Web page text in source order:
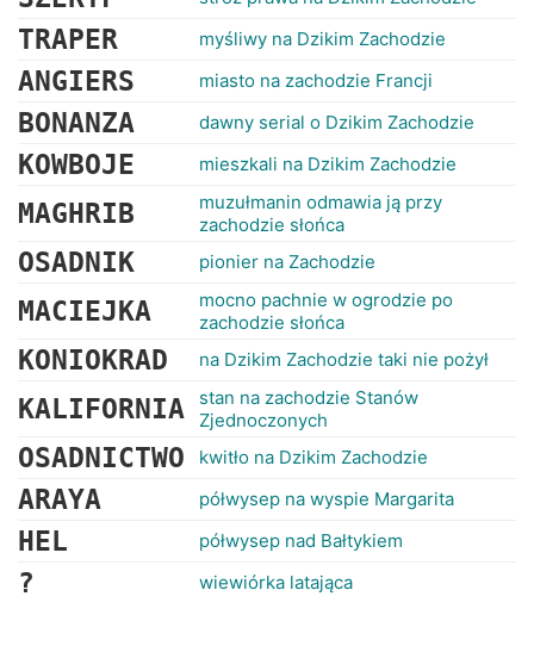
TRAPER myśliwy na Dzikim Zachodzie
ANGIERS miasto na zachodzie Francji
BONANZA dawny serial o Dzikim Zachodzie
KOWBOJE mieszkali na Dzikim Zachodzie
MAGHRIB
muzułmanin odmawia ją przy
zachodzie słońca
OSADNIK pionier na Zachodzie
MACIEJKA
mocno pachnie w ogrodzie po
zachodzie słońca
KONIOKRAD na Dzikim Zachodzie taki nie pożył
KALIFORNIA
stan na zachodzie Stanów
Zjednoczonych
OSADNICTWO kwitło na Dzikim Zachodzie
ARAYA półwysep na wyspie Margarita
HEL półwysep nad Bałtykiem
? wiewiórka latająca